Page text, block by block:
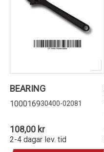
BEARING
100016930400-02081
108,00 kr
2-4 dagar lev. tid